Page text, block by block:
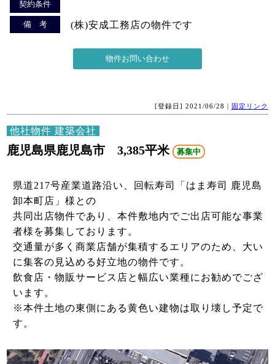
契約条件
備 考 (株)安成工務店の物件です
[登録日] 2021/06/28 | 固定リンク
他社物件 建築会社
鹿児島県鹿児島市 3,385平米 募集中
県道217号産業道路沿い、回転寿司「はま寿司 鹿児島
卸本町店」様との
共同出店物件であり、本件敷地内でご出店可能な事業
者様を募集しております。
交通量が多く商業店舗が集積するエリアのため、大い
に集客の見込める好立地の物件です。
飲食店・物販サービス店と幅広い業種にお勧めでござ
います。
※本件土地の東側にある黄色い建物は取り壊し予定で
す。